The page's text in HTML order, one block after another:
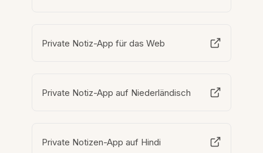
Private Notiz-App für das Web
Private Notiz-App auf Niederländisch
Private Notizen-App auf Hindi